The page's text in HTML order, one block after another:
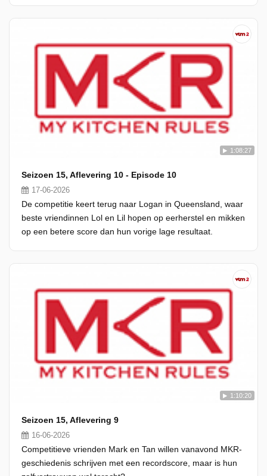
1:08:27
Seizoen 15, Aflevering 10 - Episode 10
17-06-2026
De competitie keert terug naar Logan in Queensland, waar
beste vriendinnen Lol en Lil hopen op eerherstel en mikken
op een betere score dan hun vorige lage resultaat.
1:10:20
Seizoen 15, Aflevering 9
16-06-2026
Competitieve vrienden Mark en Tan willen vanavond MKR-
geschiedenis schrijven met een recordscore, maar is hun